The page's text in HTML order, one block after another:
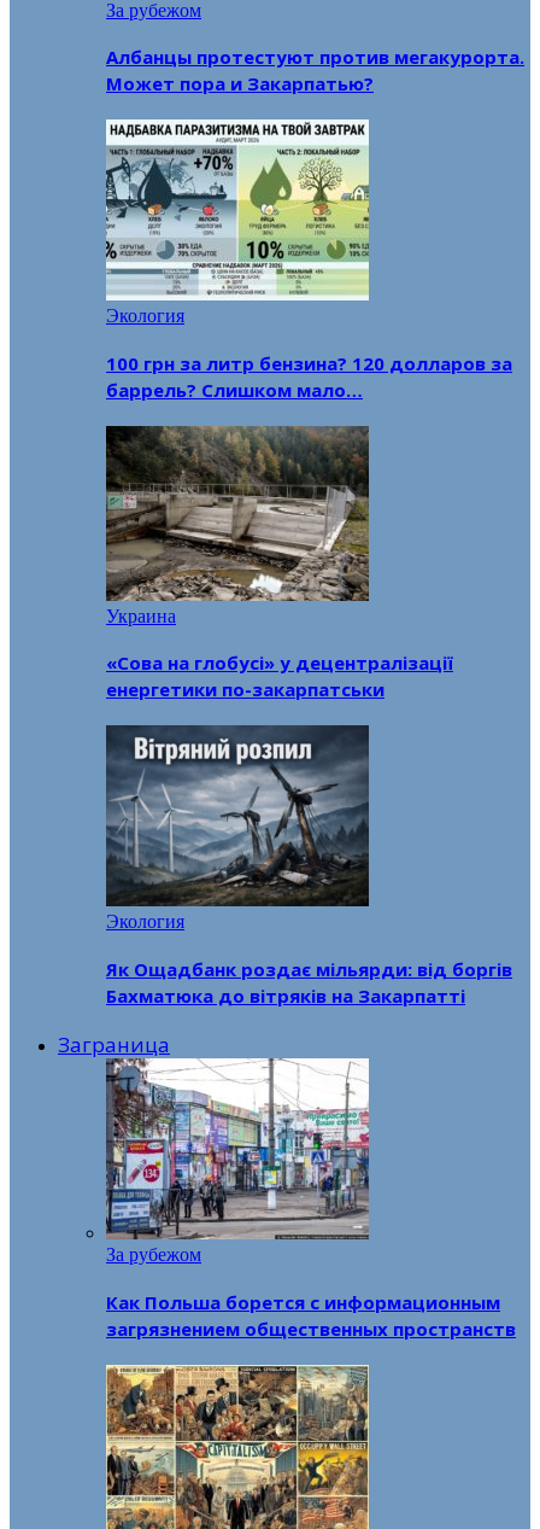
За рубежом
Албанцы протестуют против мегакурорта.
Может пора и Закарпатью?
Экология
100 грн за литр бензина? 120 долларов за
баррель? Слишком мало…
Украина
«Сова на глобусі» у децентралізації
енергетики по-закарпатськи
Экология
Як Ощадбанк роздає мільярди: від боргів
Бахматюка до вітряків на Закарпатті
Заграница
За рубежом
Как Польша борется с информационным
загрязнением общественных пространств